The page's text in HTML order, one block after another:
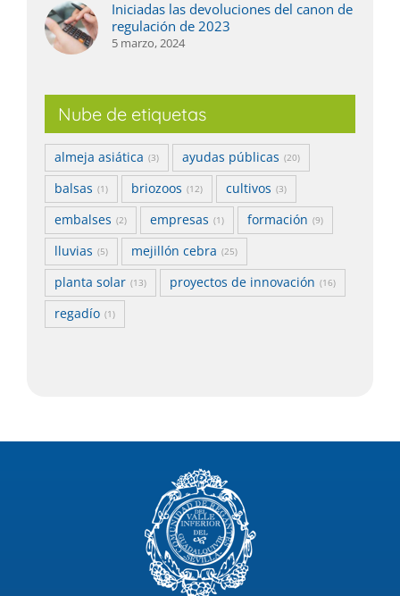
Iniciadas las devoluciones del canon de
regulación de 2023
5 marzo, 2024
Nube de etiquetas
almeja asiática (3) ayudas públicas (20)
balsas (1) briozoos (12) cultivos (3)
embalses (2) empresas (1) formación (9)
lluvias (5) mejillón cebra (25)
planta solar (13) proyectos de innovación (16)
regadío (1)